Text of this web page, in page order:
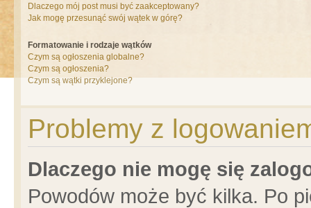
Dlaczego mój post musi być zaakceptowany?
Jak mogę przesunąć swój wątek w górę?
Formatowanie i rodzaje wątków
Czym są ogłoszenia globalne?
Czym są ogłoszenia?
Czym są wątki przyklejone?
Problemy z
Dlaczego nie mogę się
Powodów może być kilka. Po